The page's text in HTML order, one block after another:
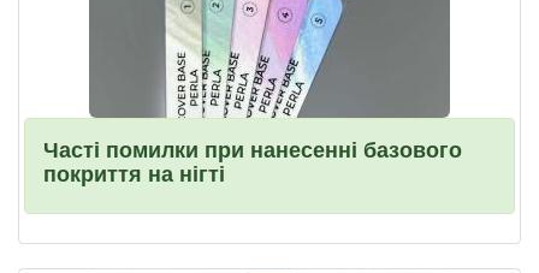
Часті помилки при нанесенні базового
покриття на нігті